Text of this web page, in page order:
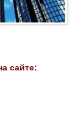
сайте: